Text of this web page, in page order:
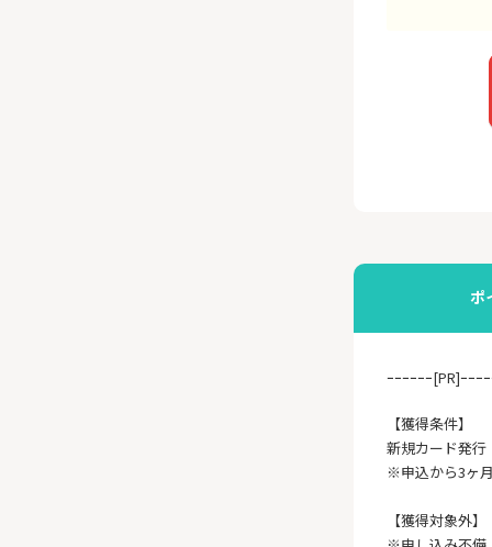
ポ
ｰｰｰｰｰｰ[PR]ｰｰｰ
【獲得条件】
新規カード発行
※申込から3ヶ
【獲得対象外】